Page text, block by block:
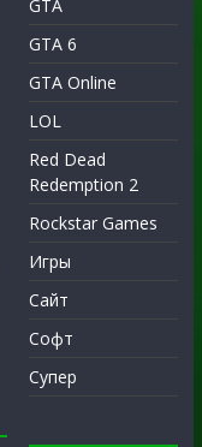
GTA
GTA 6
GTA Online
LOL
Red Dead
Redemption 2
Rockstar Games
Игры
Сайт
Софт
Супер